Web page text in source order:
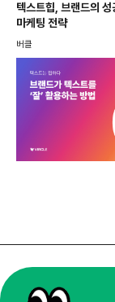
텍스트힙, 브랜드의
마케팅 전략
버클
매주 화요일 아침,